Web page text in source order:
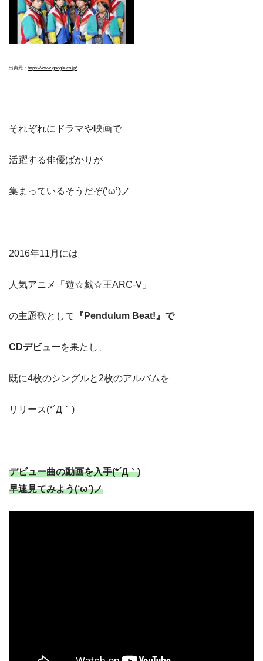
出典元： https://www.google.co.jp/
それぞれにドラマや映画で
活躍する俳優ばかりが
集まっているそうだぞ(‘ω’)ノ
2016年11月には
人気アニメ「遊☆戯☆王ARC-V」
の主題歌として 『Pendulum Beat!』で
CDデビューを果たし、
既に4枚のシングルと2枚のアルバムを
リリース(*´Д｀)
デビュー曲の動画を入手(*´Д｀)
早速見てみよう(‘ω’)ノ